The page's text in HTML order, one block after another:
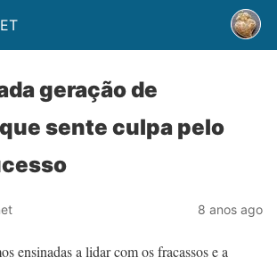
geração de
sente culpa pelo
8 anos ago
ensinadas a lidar com os fracassos e a